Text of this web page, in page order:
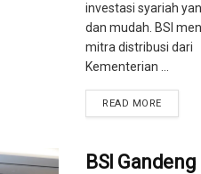
investasi syariah
dan mudah. BSI
mitra distribusi dari
Kementerian ...
READ MORE
BSI Gandeng